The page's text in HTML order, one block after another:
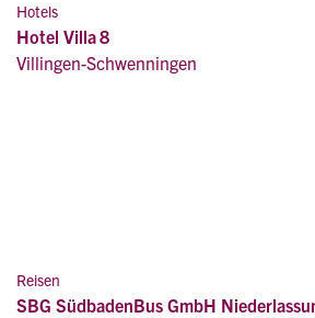
Hotels
Hotel Villa 8
Villingen-Schwenningen
Reisen
SBG SüdbadenBus GmbH